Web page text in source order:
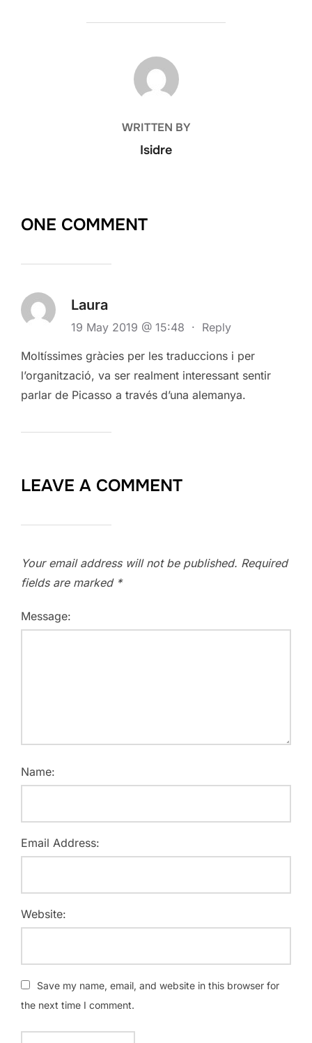
POST AUTHOR
WRITTEN BY
Isidre
ONE COMMENT
Laura
19 May 2019 @ 15:48 · Reply
Moltíssimes gràcies per les traduccions i per
l’organització, va ser realment interessant sentir
parlar de Picasso a través d’una alemanya.
LEAVE A COMMENT
Your email address will not be published. Required
fields are marked *
Message:
Name:
Email Address:
Website:
Save my name, email, and website in this browser for
the next time I comment.